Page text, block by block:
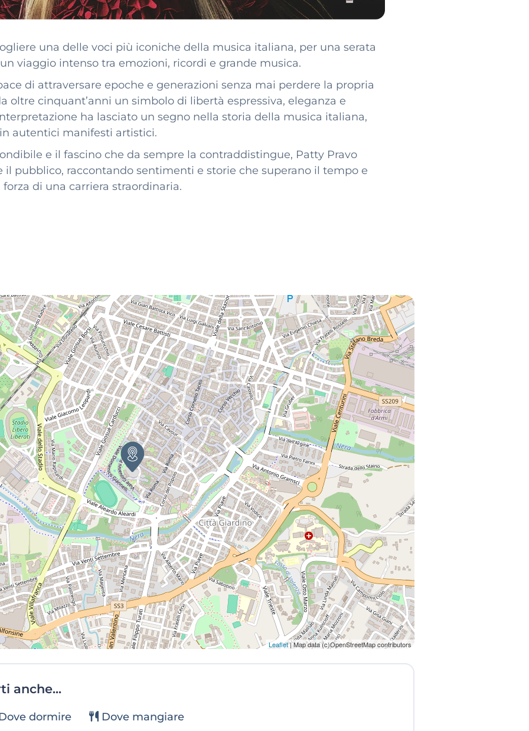
una delle voci più iconiche della musica italiana, per una serata
viaggio intenso tra emozioni, ricordi e grande musica.
di attraversare epoche e generazioni senza mai perdere la propria
oltre cinquant’anni un simbolo di libertà espressiva, eleganza e
ha lasciato un segno nella storia della musica italiana,
autentici manifesti artistici.
e il fascino che da sempre la contraddistingue, Patty Pravo
il pubblico, raccontando sentimenti e storie che superano il tempo e
di una carriera straordinaria.
Leaflet| Map data (c)OpenStreetMap contributors
anche...
dormire Dove mangiare